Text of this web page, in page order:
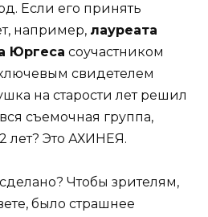
Если его принять
например, лауреата
Юргеса соучастником
свидетелем
на старости лет решил
съемочная группа,
лет? Это АХИНЕЯ.
Чтобы зрителям,
было страшнее